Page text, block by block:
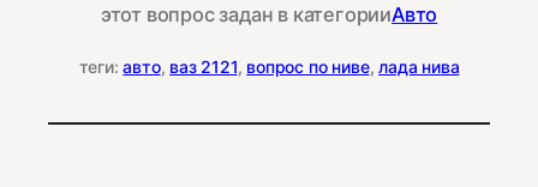
этот вопрос задан в категорииАвто
теги:авто, ваз 2121, вопрос по ниве, лада нива